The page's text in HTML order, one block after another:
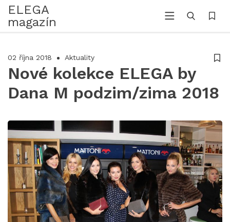
ELEGA
magazín
02 října 2018 Aktuality
Nové kolekce ELEGA by
Dana M podzim/zima 2018